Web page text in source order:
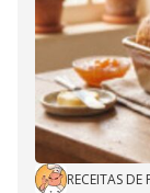
RECEITAS DE